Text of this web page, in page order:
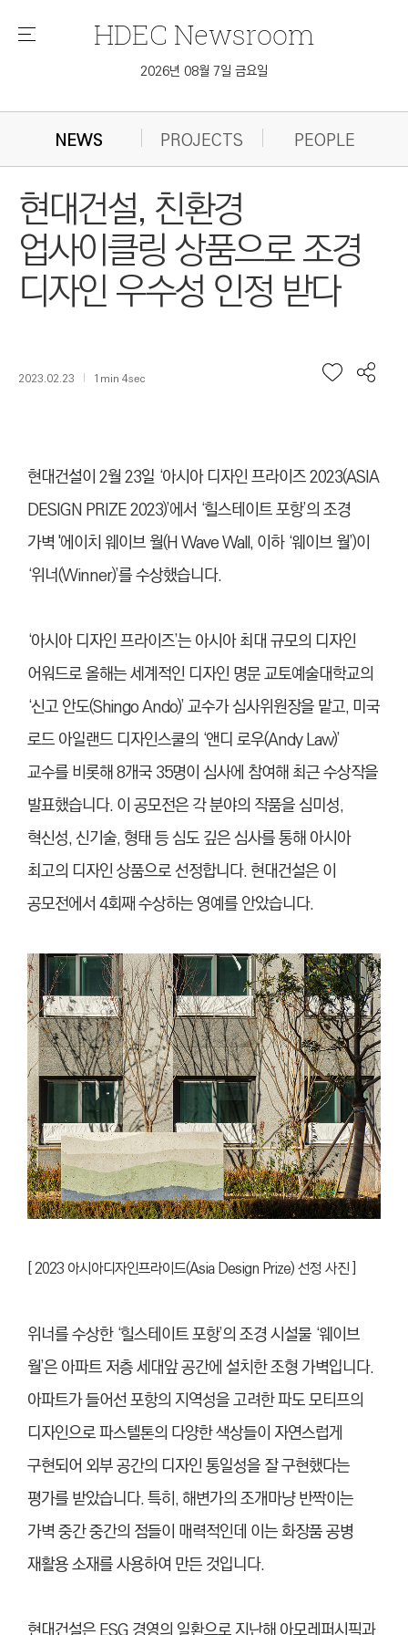
메
HDEC Newsroom
2026년 08월 7일 금요일
NEWS PROJECTS PEOPLE
현대건설, 친환경
업사이클링 상품으로 조경
디자인 우수성 인정 받다
2023.02.23 1min 4sec
현대건설이 2월 23일 ‘아시아 디자인 프라이즈 2023(ASIA
DESIGN PRIZE 2023)’에서 ‘힐스테이트 포항’의 조경
가벽 '에이치 웨이브 월(H Wave Wall, 이하 ‘웨이브 월’)이
‘위너(Winner)’를 수상했습니다.
‘아시아 디자인 프라이즈’는 아시아 최대 규모의 디자인
어워드로 올해는 세계적인 디자인 명문 교토예술대학교의
‘신고 안도(Shingo Ando)’ 교수가 심사위원장을 맡고, 미국
로드 아일랜드 디자인스쿨의 ‘앤디 로우(Andy Law)’
교수를 비롯해 8개국 35명이 심사에 참여해 최근 수상작을
발표했습니다.이 공모전은 각 분야의 작품을 심미성,
혁신성, 신기술, 형태 등 심도 깊은 심사를 통해 아시아
최고의 디자인 상품으로 선정합니다. 현대건설은 이
공모전에서 4회째 수상하는 영예를 안았습니다.
[ 2023 아시아디자인프라이드(Asia Design Prize) 선정 사진 ]
위너를 수상한 ‘힐스테이트 포항’의 조경 시설물 ‘웨이브
월’은 아파트 저층 세대앞 공간에 설치한 조형 가벽입니다.
아파트가 들어선 포항의 지역성을 고려한 파도 모티프의
디자인으로 파스텔톤의 다양한 색상들이 자연스럽게
구현되어 외부 공간의 디자인 통일성을 잘 구현했다는
평가를 받았습니다.특히, 해변가의 조개마냥 반짝이는
가벽 중간 중간의 점들이 매력적인데 이는 화장품 공병
재활용 소재를 사용하여 만든 것입니다.